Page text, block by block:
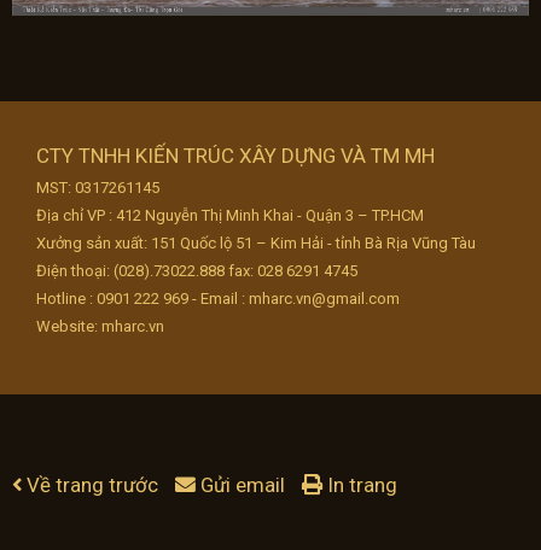
CTY TNHH KIẾN TRÚC XÂY DỰNG VÀ TM MH
MST: 0317261145
Địa chỉ VP : 412 Nguyễn Thị Minh Khai - Quận 3 – TP.HCM
Xưởng sản xuất: 151 Quốc lộ 51 – Kim Hải - tỉnh Bà Rịa Vũng Tàu
Điện thoại: (028).73022.888 fax: 028 6291 4745
Hotline : 0901 222 969 - Email : mharc.vn@gmail.com
Website: mharc.vn
Về trang trước Gửi email In trang